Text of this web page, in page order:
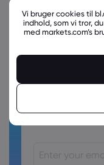
Ready to
Vi bruger cookies til
indhold, som vi tror,
med markets.com’s